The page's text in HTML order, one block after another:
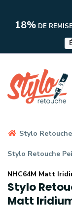
18%DE
Stylo Retouche
Stylo Retouche
NHC64M Matt
Stylo
Matt